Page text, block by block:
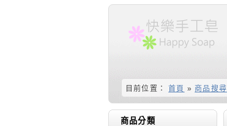
目前位置： 首頁 » 商品搜尋
商品分類